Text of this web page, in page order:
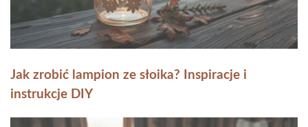
Jak zrobić lampion ze słoika? Inspiracje i
instrukcje DIY